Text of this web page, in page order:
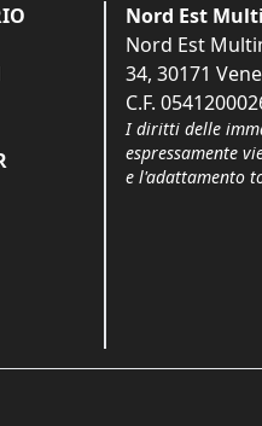
Nord Est
Nord Est
34, 30171
C.F.
I diritti delle
espressamente
e l'adattamento